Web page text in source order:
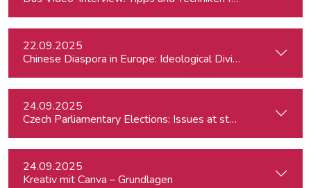
22.09.2025
Chinese Diaspora in Europe: Ideological Divides,
24.09.2025
Czech Parliamentary Elections: Issues at stake and
24.09.2025
Kreativ mit Canva – Grundlagen